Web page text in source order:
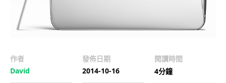
作者
David
發佈日期
2014-10-16
閱讀時間
4分鐘